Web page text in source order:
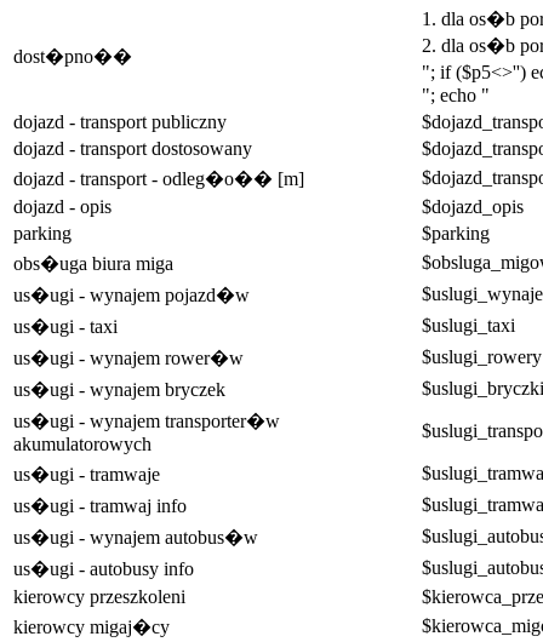
dost�pno��
1. dla os�b
2. dla os�b
"; if ($p5<>'')
"; echo "
dojazd - transport publiczny
dojazd - transport dostosowany
dojazd - transport - odleg�o�� [m]
dojazd - opis
$dojazd_opis
parking
$parking
obs�uga biura miga
us�ugi - wynajem pojazd�w
us�ugi - taxi
$uslugi_taxi
us�ugi - wynajem rower�w
$uslugi_rowery
us�ugi - wynajem bryczek
$uslugi_bryczki
us�ugi - wynajem transporter�w
akumulatorowych
us�ugi - tramwaje
us�ugi - tramwaj info
us�ugi - wynajem autobus�w
us�ugi - autobusy info
kierowcy przeszkoleni
kierowcy migaj�cy